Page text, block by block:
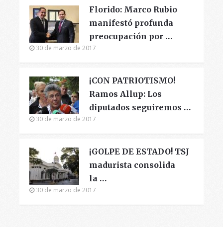
Florido: Marco Rubio
manifestó profunda
preocupación por …
30 de marzo de 2017
¡CON PATRIOTISMO!
Ramos Allup: Los
diputados seguiremos …
30 de marzo de 2017
¡GOLPE DE ESTADO! TSJ
madurista consolida
la …
30 de marzo de 2017